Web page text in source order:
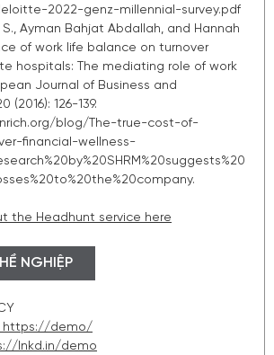
2022-genz-millennial-survey.pdf
S., Ayman Bahjat Abdallah, and Hannah
of work life balance on turnover
hospitals: The mediating role of work
Journal of Business and
126-139.
blog/The-true-cost-of-
financial-wellness-
the Headhunt service here
NGHIỆP
https://demo/
lnkd.in/demo